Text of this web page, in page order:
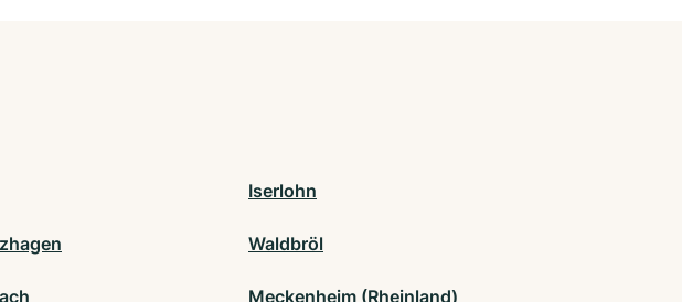
Iserlohn
Waldbröl
Meckenheim (Rheinland)